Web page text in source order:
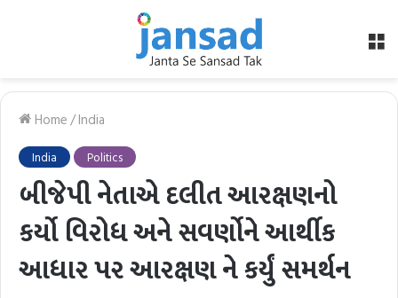
Home/India
India Politics
બીજેપી નેતાએ દલીત આરક્ષણનો
કર્યો વિરોધ અને સવર્ણોને આર્થીક
આધાર પર આરક્ષણ ને કર્યું સમર્થન